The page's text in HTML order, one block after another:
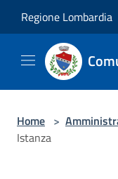
Regione Lombardia
Home >
Istanza